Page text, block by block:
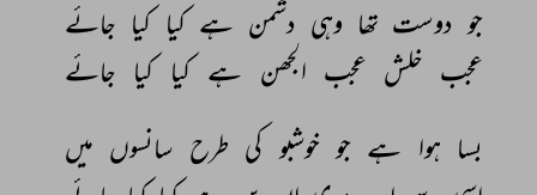
جو دوست تھا وہی دشمن ہے کیا کیا جائے
عجب خلش عجب الجھن ہے کیا کیا جائے
بسا ہوا ہے جو خوشبو کی طرح سانسوں میں